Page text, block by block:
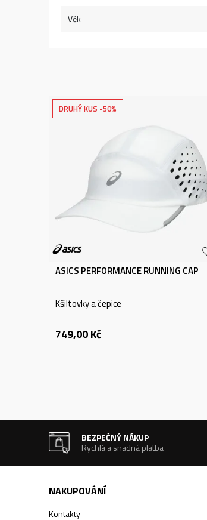
Věk
DRUHÝ KUS -50%
ASICS PERFORMANCE RUNNING CAP
Kšiltovky a čepice
749,00Kč
BEZPEČNÝ NÁKUP
Rychlá a snadná platba
NAKUPOVÁNÍ
Kontakty